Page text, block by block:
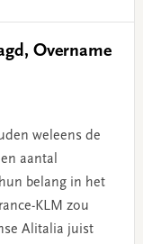
Overname
weleens de
aantal
belang in het
KLM zou
Alitalia juist